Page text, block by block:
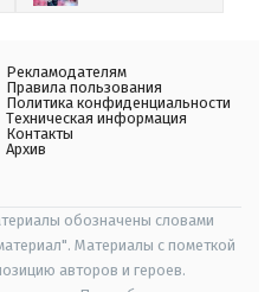
Рекламодателям
Правила пользования
Политика конфиденциальности
Техническая информация
Контакты
Архив
обозначены словами
Материалы с пометкой
авторов и героев.